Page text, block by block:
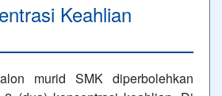
Keahlian
murid SMK diperbolehkan